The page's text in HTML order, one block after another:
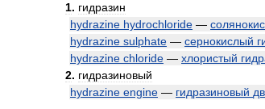
1. гидразин
hydrazine hydrochloride —
hydrazine sulphate — сернокислый
hydrazine chloride — хлористый
2. гидразиновый
hydrazine engine — гидразиновый